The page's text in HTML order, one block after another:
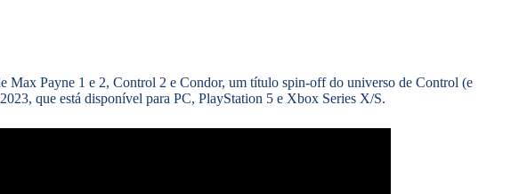
Max Payne 1 e 2, Control 2 e Condor, um título spin-off do universo de Control (e
que está disponível para PC, PlayStation 5 e Xbox Series X/S.